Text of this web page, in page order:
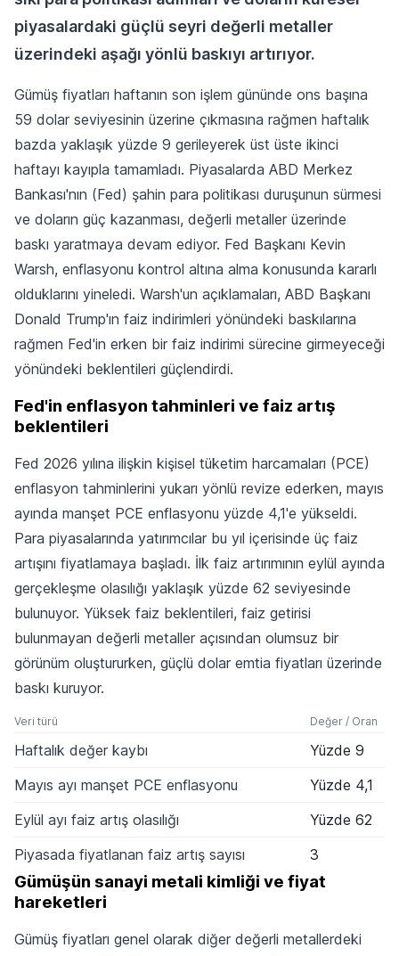
piyasalardaki güçlü seyri değerli metaller
üzerindeki aşağı yönlü baskıyı artırıyor.
Gümüş fiyatları haftanın son işlem gününde ons başına
59 dolar seviyesinin üzerine çıkmasına rağmen haftalık
bazda yaklaşık yüzde 9 gerileyerek üst üste ikinci
haftayı kayıpla tamamladı. Piyasalarda ABD Merkez
Bankası'nın (Fed) şahin para politikası duruşunun sürmesi
ve doların güç kazanması, değerli metaller üzerinde
baskı yaratmaya devam ediyor. Fed Başkanı Kevin
Warsh, enflasyonu kontrol altına alma konusunda kararlı
olduklarını yineledi. Warsh'un açıklamaları, ABD Başkanı
Donald Trump'ın faiz indirimleri yönündeki baskılarına
rağmen Fed'in erken bir faiz indirimi sürecine girmeyeceği
yönündeki beklentileri güçlendirdi.
Fed'in enflasyon tahminleri ve faiz artış
beklentileri
Fed 2026 yılına ilişkin kişisel tüketim harcamaları (PCE)
enflasyon tahminlerini yukarı yönlü revize ederken, mayıs
ayında manşet PCE enflasyonu yüzde 4,1'e yükseldi.
Para piyasalarında yatırımcılar bu yıl içerisinde üç faiz
artışını fiyatlamaya başladı. İlk faiz artırımının eylül ayında
gerçekleşme olasılığı yaklaşık yüzde 62 seviyesinde
bulunuyor. Yüksek faiz beklentileri, faiz getirisi
bulunmayan değerli metaller açısından olumsuz bir
görünüm oluştururken, güçlü dolar emtia fiyatları üzerinde
baskı kuruyor.
Veri türü Değer / Oran
Haftalık değer kaybı
Yüzde 9
Mayıs ayı manşet PCE enflasyonu
Yüzde 4,1
Eylül ayı faiz artış olasılığı
Yüzde 62
Piyasada fiyatlanan faiz artış sayısı
3
Gümüşün sanayi metali kimliği ve fiyat
hareketleri
Gümüş fiyatları genel olarak diğer değerli metallerdeki